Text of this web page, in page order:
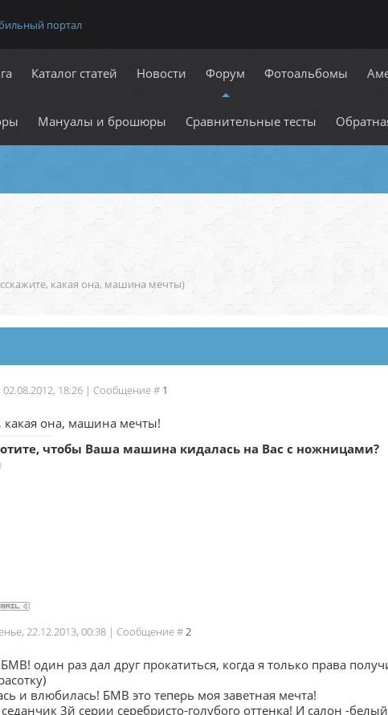
портал
Каталог статей Новости Форум Фотоальбомы
Мануалы и брошюры Сравнительные тесты
какая она, машина мечты)
02.08.2012, 18:26 | Сообщение # 1
какая она, машина мечты!
чтобы Ваша машина кидалась на Вас с ножницами?
22.12.2013, 00:38 | Сообщение #2
один раз дал друг прокатиться, когда я только права
и влюбилась! БМВ это теперь моя заветная мечта!
3й серии серебристо-голубого оттенка! И салон -